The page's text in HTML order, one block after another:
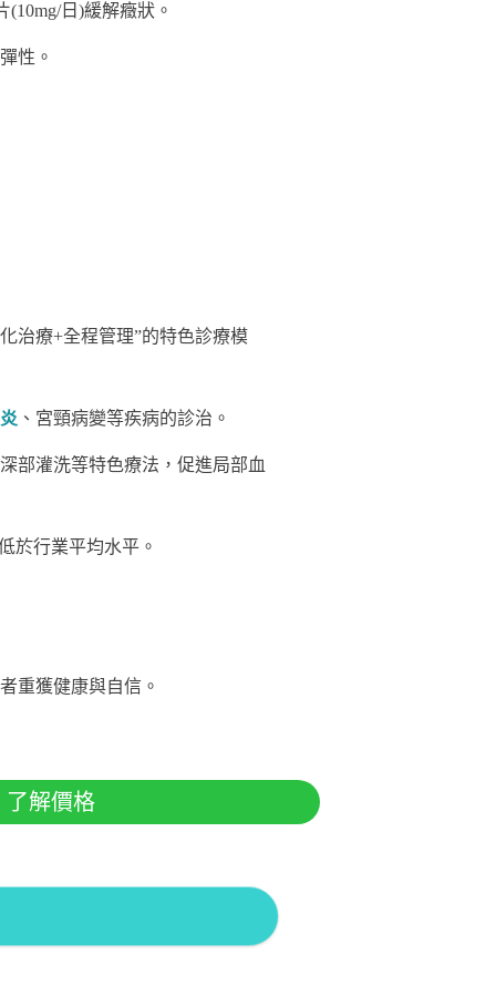
日)緩解癥狀。
性。
治療+全程管理”的特色診療模
、宮頸病變等疾病的診治。
部灌洗等特色療法，促進局部血
於行業平均水平。
重獲健康與自信。
了解價格